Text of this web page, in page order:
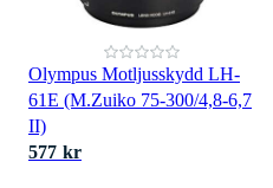
Olympus Motljusskydd LH-
61E (M.Zuiko 75-300/4,8-6,7
II)
577 kr